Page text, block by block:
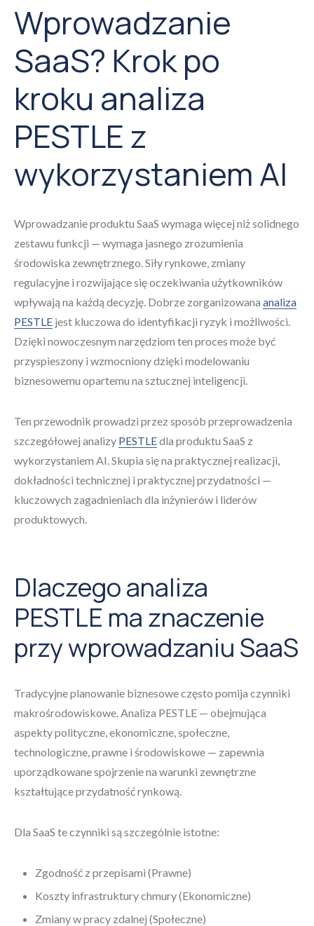
Wprowadzanie
SaaS? Krok po
kroku analiza
PESTLE z
wykorzystaniem AI
Wprowadzanie produktu SaaS wymaga więcej niż solidnego
zestawu funkcji — wymaga jasnego zrozumienia
środowiska zewnętrznego. Siły rynkowe, zmiany
regulacyjne i rozwijające się oczekiwania użytkowników
wpływają na każdą decyzję. Dobrze zorganizowana analiza
PESTLE jest kluczowa do identyfikacji ryzyk i możliwości.
Dzięki nowoczesnym narzędziom ten proces może być
przyspieszony i wzmocniony dzięki modelowaniu
biznesowemu opartemu na sztucznej inteligencji.
Ten przewodnik prowadzi przez sposób przeprowadzenia
szczegółowej analizy PESTLEdla produktu SaaS z
wykorzystaniem AI. Skupia się na praktycznej realizacji,
dokładności technicznej i praktycznej przydatności —
kluczowych zagadnieniach dla inżynierów i liderów
produktowych.
Dlaczego analiza
PESTLE ma znaczenie
przy wprowadzaniu SaaS
Tradycyjne planowanie biznesowe często pomija czynniki
makrośrodowiskowe. Analiza PESTLE — obejmująca
aspekty polityczne, ekonomiczne, społeczne,
technologiczne, prawne i środowiskowe — zapewnia
uporządkowane spojrzenie na warunki zewnętrzne
kształtujące przydatność rynkową.
Dla SaaS te czynniki są szczególnie istotne:
Zgodność z przepisami (Prawne)
Koszty infrastruktury chmury (Ekonomiczne)
Zmiany w pracy zdalnej (Społeczne)